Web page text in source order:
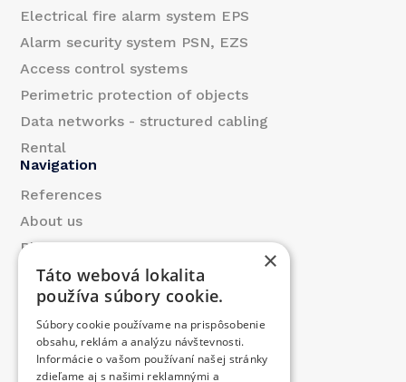
Electrical fire alarm system EPS
Alarm security system PSN, EZS
Access control systems
Perimetric protection of objects
Data networks - structured cabling
Rental
Navigation
References
About us
Blog
Contact
Products
We contributed
Job offer
Contact
×
Táto webová lokalita
používa súbory cookie.
Súbory cookie používame na prispôsobenie
obsahu, reklám a analýzu návštevnosti.
Informácie o vašom používaní našej stránky
zdieľame aj s našimi reklamnými a